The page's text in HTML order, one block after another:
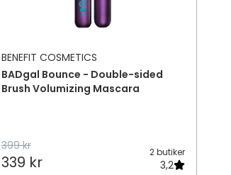
BENEFIT COSMETICS
BADgal Bounce - Double-sided
Brush Volumizing Mascara
399 kr
339 kr
2 butiker
3,2